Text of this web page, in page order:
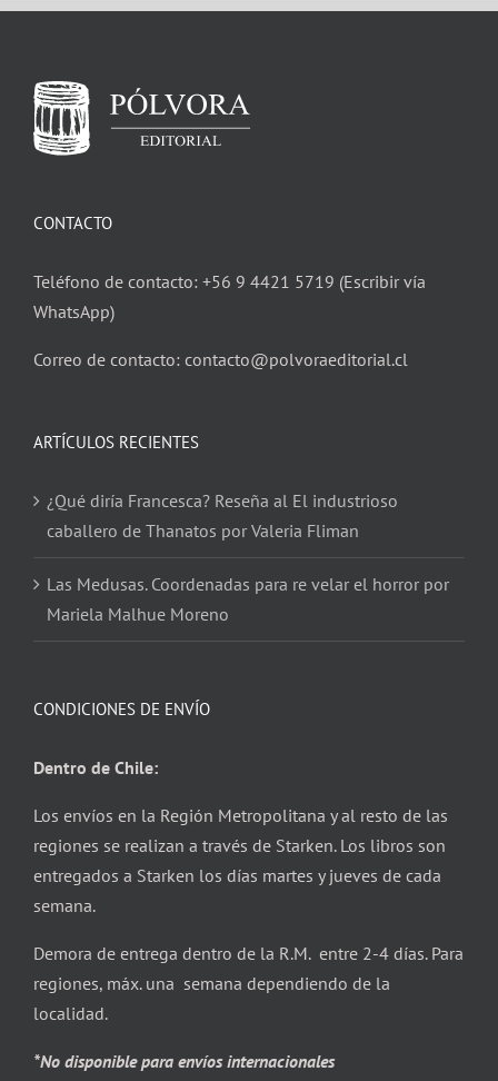
CONTACTO
Teléfono de contacto: +56 9 4421 5719 (Escribir vía
WhatsApp)
Correo de contacto: contacto@polvoraeditorial.cl
ARTÍCULOS RECIENTES
¿Qué diría Francesca? Reseña al El industrioso
caballero de Thanatos por Valeria Fliman
Las Medusas. Coordenadas para re velar el horror por
Mariela Malhue Moreno
CONDICIONES DE ENVÍO
Dentro de Chile:
Los envíos en la Región Metropolitana y al resto de las
regiones se realizan a través de Starken. Los libros son
entregados a Starken los días martes y jueves de cada
semana.
Demora de entrega dentro de la R.M. entre 2-4 días. Para
regiones, máx. una semana dependiendo de la
localidad.
*No disponible para envíos internacionales